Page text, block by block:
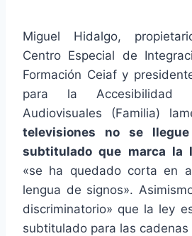
Miguel Hidalgo,
Centro Especial de
Formación Ceiaf y
para la
Audiovisuales (Familia)
televisiones no se
subtitulado que marca la
«se ha quedado corta en
lengua de signos».
discriminatorio» que la ley
subtitulado para las cadenas